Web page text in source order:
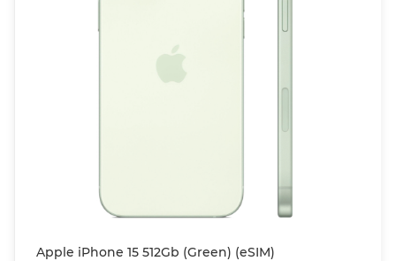
Apple iPhone 15 512Gb (Green) (eSIM)